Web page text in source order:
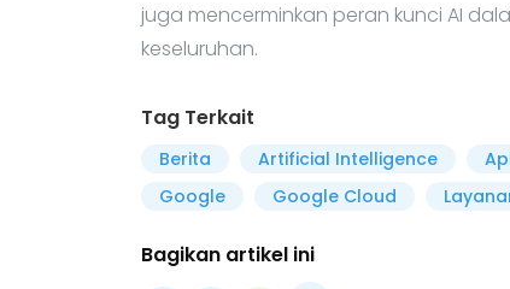
juga mencerminkan peran kunci AI
keseluruhan.
Tag Terkait
Berita Artificial Intelligence
Google
Google Cloud
Bagikan artikel ini